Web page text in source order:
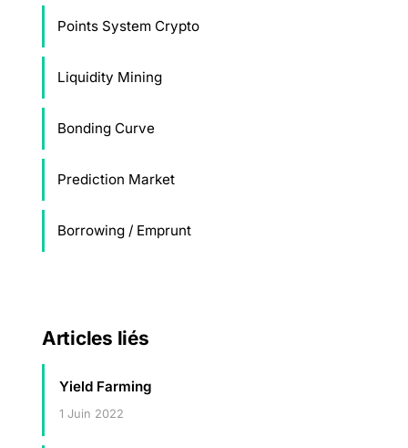
Points System Crypto
Liquidity Mining
Bonding Curve
Prediction Market
Borrowing / Emprunt
Articles liés
Yield Farming
1 Juin 2022